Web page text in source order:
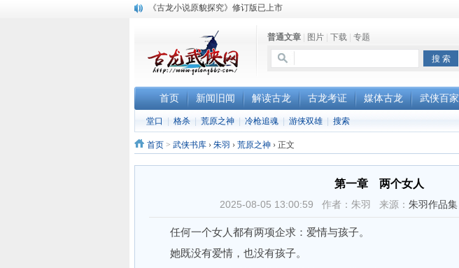
顾雪衣《古龙武侠小说知见录》上市
《古龙小说原貌探究》修订版已上市普通文章 图片 下载 专题
首页 新闻旧闻 解读古龙 古龙考证 媒体古龙 武侠百家
堂口 格杀 荒原之神 冷枪追魂 游侠双雄 搜索
首页 > 武侠书库 › 朱羽 › 荒原之神 › 正文
第一章 两个女人
2025-08-05 13:00:59 作者：朱羽 来源： 朱羽作品集
任何一个女人都有两项企求：爱情与孩子。
她既没有爱情，也没有孩子。